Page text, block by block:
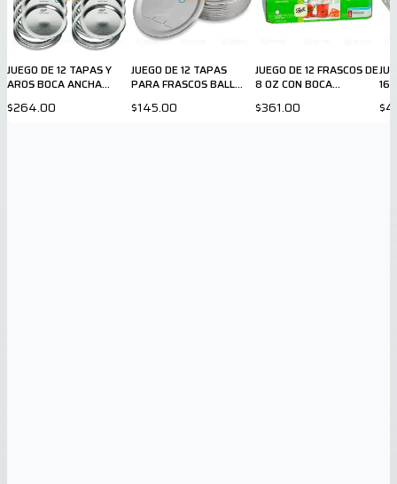
JUEGO DE 12 TAPAS Y
AROS BOCA ANCHA
$264.00
JUEGO DE 12 TAPAS
PARA FRASCOS BALL
$145.00
JUEGO DE 12 FRASCOS DE
8 OZ CON BOCA
$361.00
16